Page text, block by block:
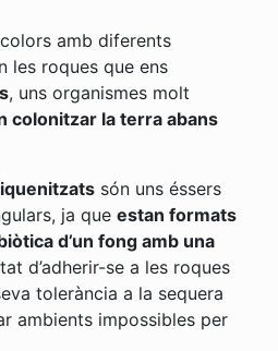
amb diferents
les roques que ens
, uns organismes molt
colonitzar la terra abans
són uns éssers
ja que estan formats
d’un fong amb una
d’adherir-se a les roques
tolerància a la sequera
ambients impossibles per